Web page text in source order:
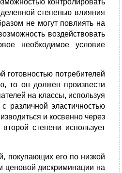
контролировать
степенью влияния
не могут повлиять на
воздействовать
необходимое условие
готовностью потребителей
то он должен произвести
на классы, используя
различной эластичностью
и косвенно через
степени использует
покупающих его по низкой
ценовой дискриминации на